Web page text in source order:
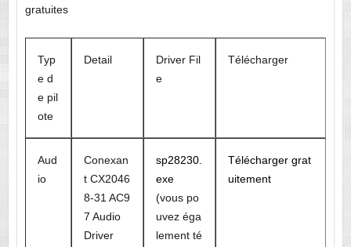
gratuites
Typ
e d
e pil
ote
Detail
Driver Fil
e
Télécharger
Aud
io
Conexan
t CX2046
8-31 AC9
7 Audio
Driver
sp28230.
exe
(vous po
uvez éga
lement té
Télécharger grat
uitement